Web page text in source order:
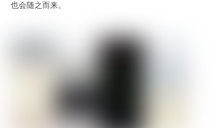
也会随之而来。